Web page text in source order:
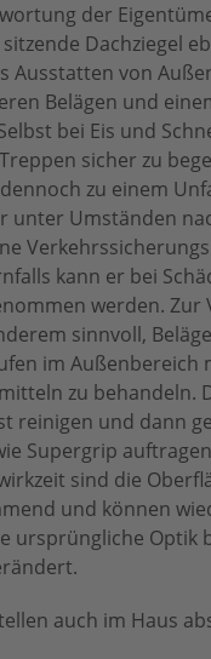
der
Dachziegel
Ausstatten von
Belägen und
bei Eis und
sicher zu
zu einem
unter Umständen
kann er bei
werden. Zur
sinnvoll,
im Außenbereich
zu behandeln.
reinigen und dann
Supergrip
sind die
und können
ursprüngliche Optik
auch im Haus